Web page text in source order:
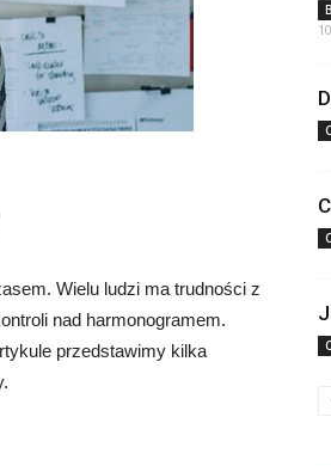
Wielu ludzi ma trudności z
nad harmonogramem.
przedstawimy kilka